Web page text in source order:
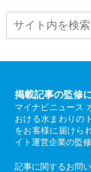
掲載記事の監修
マイナビニュース
おける水まわりの
をお客様に届けら
イト運営企業の監
記事に関するお問